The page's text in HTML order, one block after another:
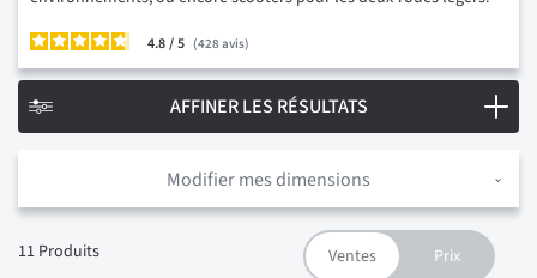
4.8/ 428 avis
Modifier mes dimensions
11 Produits
AFFINER LES RÉSULTATS